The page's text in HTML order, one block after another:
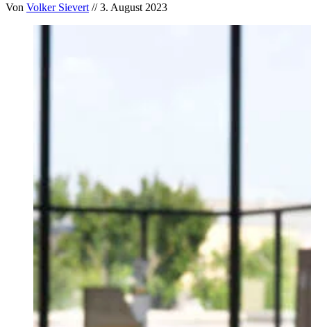
Von Volker Sievert // 3. August 2023